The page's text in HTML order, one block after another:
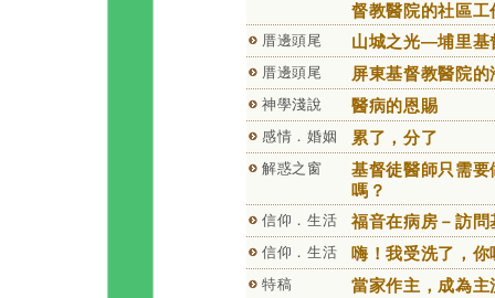
督教醫院的社區工
厝邊頭尾 山城之光—埔里基
厝邊頭尾 屏東基督教醫院的
神學淺說 醫病的恩賜
感情．婚姻 累了，分了
解惑之窗
基督徒醫師只需要
嗎？
信仰．生活 福音在病房－訪問
信仰．生活 嗨！我受洗了，你
特稿 當家作主，成為主